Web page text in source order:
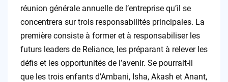
réunion générale annuelle de l’entreprise qu’il se
concentrera sur trois responsabilités principales. La
première consiste à former et à responsabiliser les
futurs leaders de Reliance, les préparant à relever les
défis et les opportunités de l’avenir. Se pourrait-il
que les trois enfants d’Ambani, Isha, Akash et Anant,